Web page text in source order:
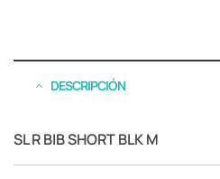
DESCRIPCIÓN
SL R BIB SHORT BLK M